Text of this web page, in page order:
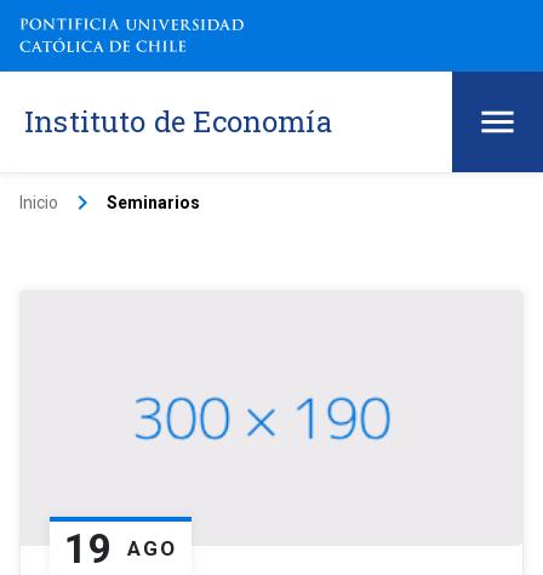
Instituto de Economía
Inicio keyboard_arrow_right Seminarios
19 AGO